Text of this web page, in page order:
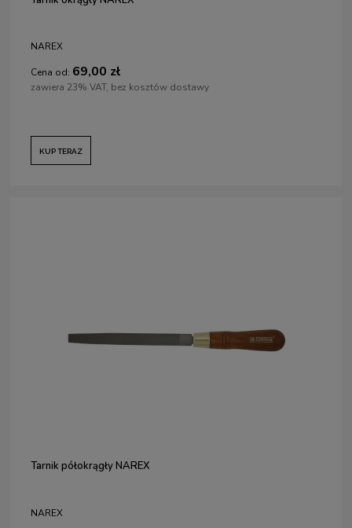
NAREX
Cena od: 69,00 zł
zawiera 23% VAT, bez kosztów dostawy
KUP TERAZ
Tarnik półokrągły NAREX
NAREX